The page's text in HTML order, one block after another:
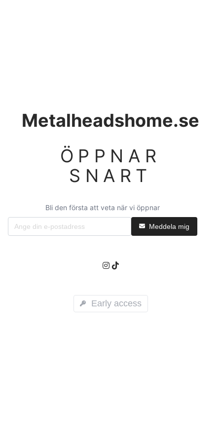
Metalheadshome.se
ÖPPNAR
SNART
Bli den första att veta när vi öppnar
Meddela mig
Early access